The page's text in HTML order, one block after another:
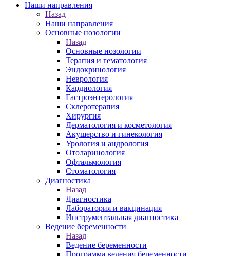
Наши направления
Назад
Наши направления
Основные нозологии
Назад
Основные нозологии
Терапия и гематология
Эндокринология
Неврология
Кардиология
Гастроэнтерология
Склеротерапия
Хирургия
Дерматология и косметология
Акушерство и гинекология
Урология и андрология
Отоларинология
Офтальмология
Стоматология
Диагностика
Назад
Диагностика
Лаборатория и вакцинация
Инструментальная диагностика
Ведение беременности
Назад
Ведение беременности
Программа ведения беременности